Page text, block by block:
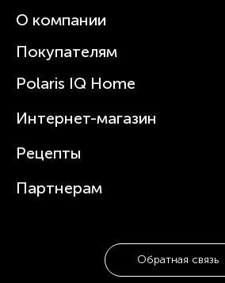
Кофемашины
Вертикальные пылесосы
Зубные щетки и ирригаторы
Увлажнители
Посуда
О компании
О Polaris
Статьи
Покупателям
Сервисные центры
Где купить
Polaris IQ Home
Интернет-магазин
Рецепты
Партнерам
Обратная связь